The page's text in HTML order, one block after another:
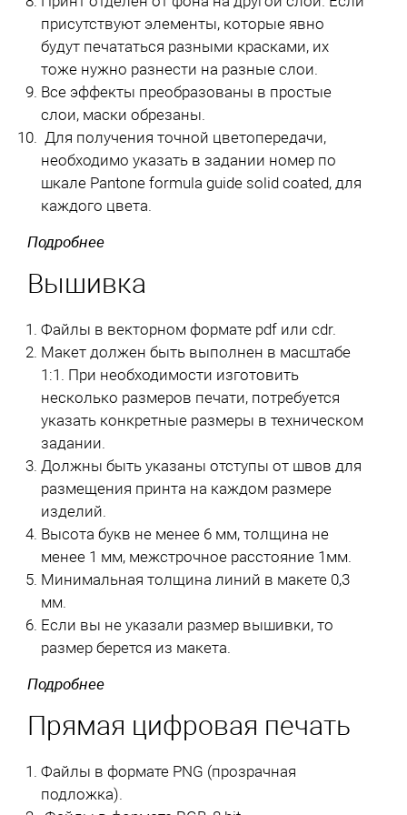
присутствуют элементы, которые явно
будут печататься разными красками, их
тоже нужно разнести на разные слои.
Все эффекты преобразованы в простые
слои, маски обрезаны.
Для получения точной цветопередачи,
необходимо указать в задании номер по
шкале Pantone formula guide solid coated, для
каждого цвета.
Подробнее
Вышивка
Файлы в векторном формате pdf или cdr.
Макет должен быть выполнен в масштабе
1:1. При необходимости изготовить
несколько размеров печати, потребуется
указать конкретные размеры в техническом
задании.
Должны быть указаны отступы от швов для
размещения принта на каждом размере
изделий.
Высота букв не менее 6 мм, толщина не
менее 1 мм, межстрочное расстояние 1мм.
Минимальная толщина линий в макете 0,3
мм.
Если вы не указали размер вышивки, то
размер берется из макета.
Подробнее
Прямая цифровая печать
Файлы в формате PNG (прозрачная
подложка).